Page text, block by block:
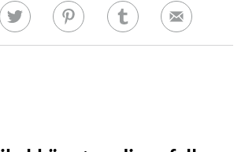
Auf
Auf
Auf
E-